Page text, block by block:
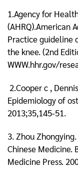
1.Agency for
(AHRQ).American
Practice guideline
the knee. (2nd
WWW.hhr.gov/
2.Cooper c ,
Epidemiology of
2013;35,145-51.
3. Zhou
Chinese Medicine.
Medicine Press.